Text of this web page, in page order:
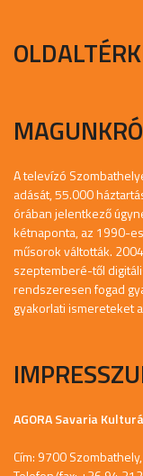
A televízó
adását, 55.000
órában jelentkező
kétnaponta, az 1990-
műsorok váltották.
szeptemberé-től
rendszeresen fogad
gyakorlati ismereteket
AGORA Savaria
Cím: 9700